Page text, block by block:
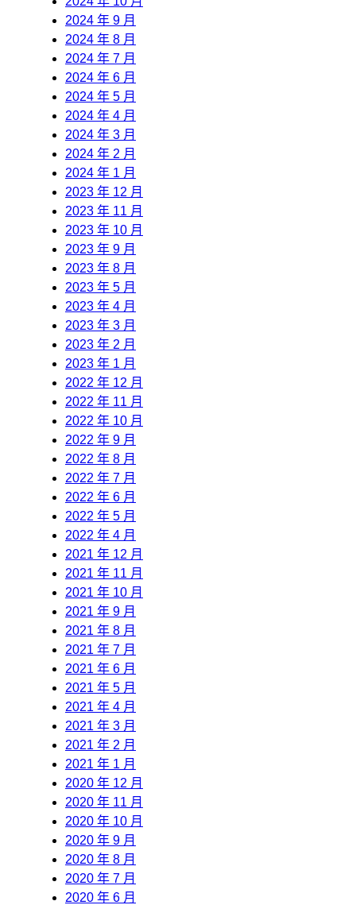
2024 年 9 月
2024 年 8 月
2024 年 7 月
2024 年 6 月
2024 年 5 月
2024 年 4 月
2024 年 3 月
2024 年 2 月
2024 年 1 月
2023 年 12 月
2023 年 11 月
2023 年 10 月
2023 年 9 月
2023 年 8 月
2023 年 5 月
2023 年 4 月
2023 年 3 月
2023 年 2 月
2023 年 1 月
2022 年 12 月
2022 年 11 月
2022 年 10 月
2022 年 9 月
2022 年 8 月
2022 年 7 月
2022 年 6 月
2022 年 5 月
2022 年 4 月
2021 年 12 月
2021 年 11 月
2021 年 10 月
2021 年 9 月
2021 年 8 月
2021 年 7 月
2021 年 6 月
2021 年 5 月
2021 年 4 月
2021 年 3 月
2021 年 2 月
2021 年 1 月
2020 年 12 月
2020 年 11 月
2020 年 10 月
2020 年 9 月
2020 年 8 月
2020 年 7 月
2020 年 6 月